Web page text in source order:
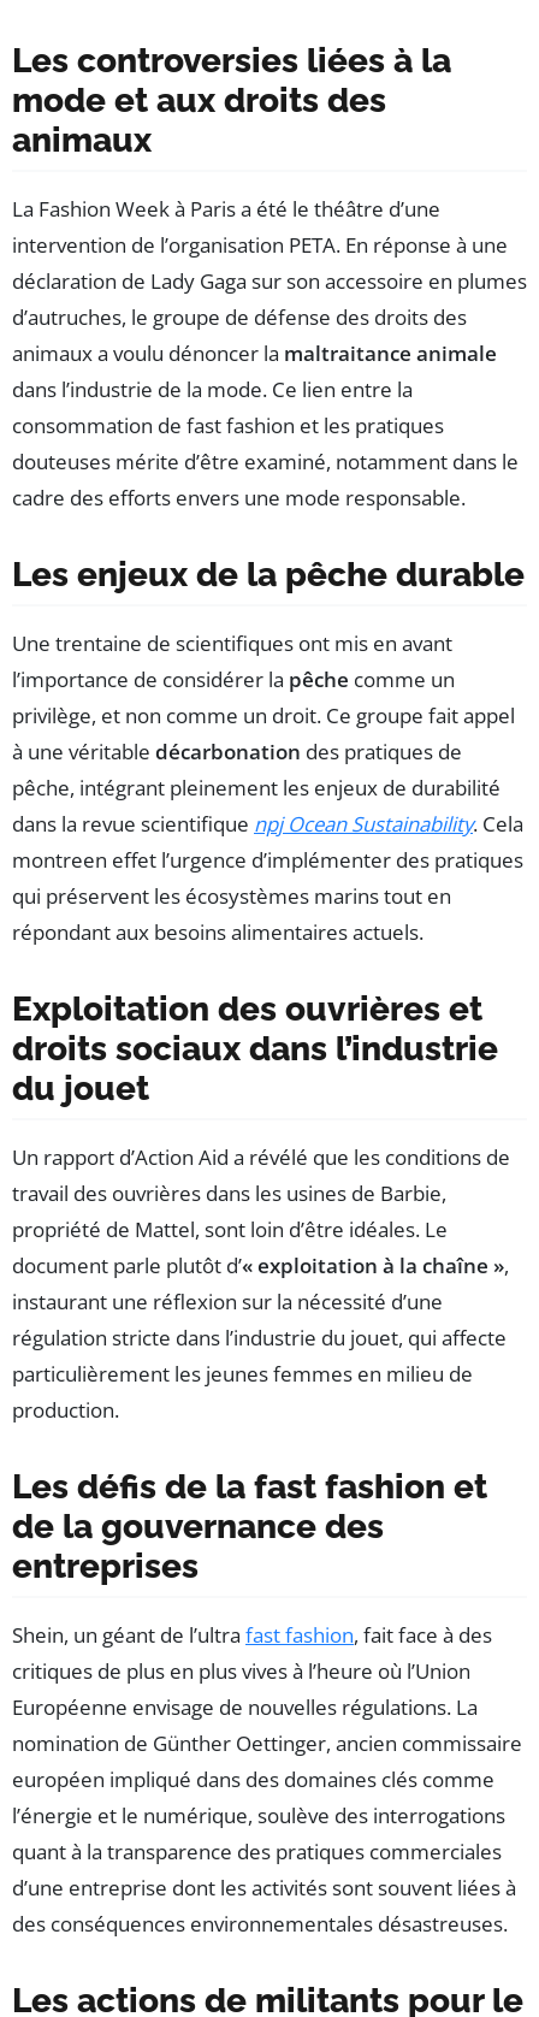
Les controversies liées à la
mode et aux droits des
animaux
La Fashion Week à Paris a été le théâtre d’une
intervention de l’organisation PETA. En réponse à une
déclaration de Lady Gaga sur son accessoire en plumes
d’autruches, le groupe de défense des droits des
animaux a voulu dénoncer la maltraitance animale
dans l’industrie de la mode. Ce lien entre la
consommation de fast fashion et les pratiques
douteuses mérite d’être examiné, notamment dans le
cadre des efforts envers une mode responsable.
Les enjeux de la pêche durable
Une trentaine de scientifiques ont mis en avant
l’importance de considérer la pêche comme un
privilège, et non comme un droit. Ce groupe fait appel
à une véritable décarbonation des pratiques de
pêche, intégrant pleinement les enjeux de durabilité
dans la revue scientifique npj Ocean Sustainability. Cela
montreen effet l’urgence d’implémenter des pratiques
qui préservent les écosystèmes marins tout en
répondant aux besoins alimentaires actuels.
Exploitation des ouvrières et
droits sociaux dans l’industrie
du jouet
Un rapport d’Action Aid a révélé que les conditions de
travail des ouvrières dans les usines de Barbie,
propriété de Mattel, sont loin d’être idéales. Le
document parle plutôt d’« exploitation à la chaîne »,
instaurant une réflexion sur la nécessité d’une
régulation stricte dans l’industrie du jouet, qui affecte
particulièrement les jeunes femmes en milieu de
production.
Les défis de la fast fashion et
de la gouvernance des
entreprises
Shein, un géant de l’ultra fast fashion, fait face à des
critiques de plus en plus vives à l’heure où l’Union
Européenne envisage de nouvelles régulations. La
nomination de Günther Oettinger, ancien commissaire
européen impliqué dans des domaines clés comme
l’énergie et le numérique, soulève des interrogations
quant à la transparence des pratiques commerciales
d’une entreprise dont les activités sont souvent liées à
des conséquences environnementales désastreuses.
Les actions de militants pour le